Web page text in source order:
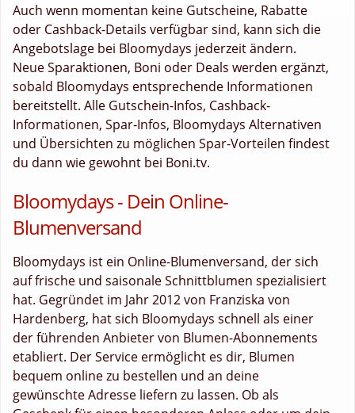
Auch wenn momentan keine Gutscheine, Rabatte
oder Cashback-Details verfügbar sind, kann sich die
Angebotslage bei Bloomydays jederzeit ändern.
Neue Sparaktionen, Boni oder Deals werden ergänzt,
sobald Bloomydays entsprechende Informationen
bereitstellt. Alle Gutschein-Infos, Cashback-
Informationen, Spar-Infos, Bloomydays Alternativen
und Übersichten zu möglichen Spar-Vorteilen findest
du dann wie gewohnt bei Boni.tv.
Bloomydays - Dein Online-
Blumenversand
Bloomydays ist ein Online-Blumenversand, der sich
auf frische und saisonale Schnittblumen spezialisiert
hat. Gegründet im Jahr 2012 von Franziska von
Hardenberg, hat sich Bloomydays schnell als einer
der führenden Anbieter von Blumen-Abonnements
etabliert. Der Service ermöglicht es dir, Blumen
bequem online zu bestellen und an deine
gewünschte Adresse liefern zu lassen. Ob als